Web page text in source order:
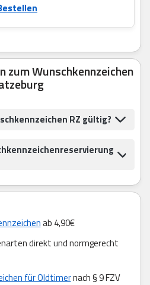
zum Wunschkennzeichen
RZ gültig?
ab 4,90€
direkt und normgerecht
für Oldtimernach § 9 FZV